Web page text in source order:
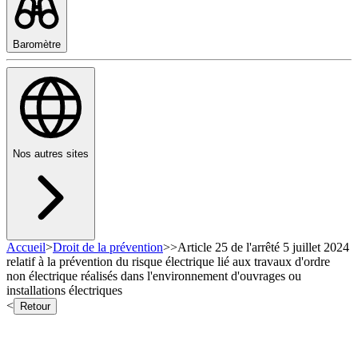
Baromètre
Nos autres sites
Accueil>Droit de la prévention>>Article 25 de l'arrêté 5 juillet 2024
relatif à la prévention du risque électrique lié aux travaux d'ordre
non électrique réalisés dans l'environnement d'ouvrages ou
installations électriques
<
Retour